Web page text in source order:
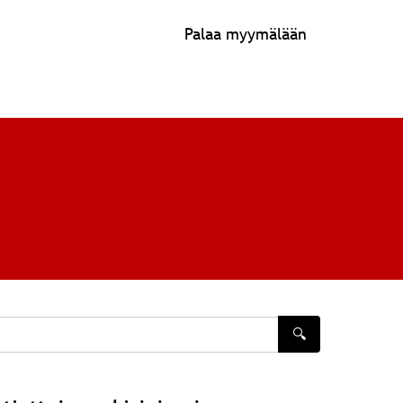
Palaa myymälään
🔍